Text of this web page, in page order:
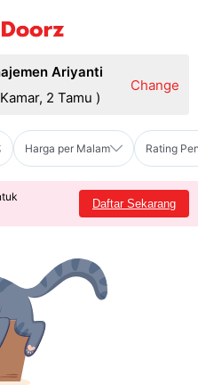
Ariyanti
2 Tamu )
Change
Harga per Malam Rating
Daftar Sekarang